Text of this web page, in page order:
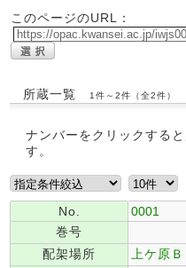
このページのURL：
所蔵一覧 1件～2件（全2件）
ナンバーをクリックする
す。
No.
0001
巻号
配架場所
上ケ原